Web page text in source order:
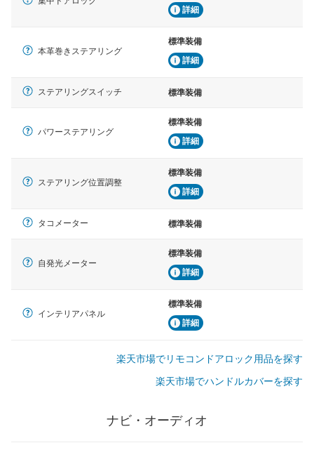
詳細
本革巻きステアリング
標準装備
詳細
ステアリングスイッチ 標準装備
パワーステアリング
標準装備
詳細
ステアリング位置調整
標準装備
詳細
タコメーター 標準装備
自発光メーター
標準装備
詳細
インテリアパネル
標準装備
詳細
楽天市場でリモコンドアロック用品を探す
楽天市場でハンドルカバーを探す
ナビ・オーディオ